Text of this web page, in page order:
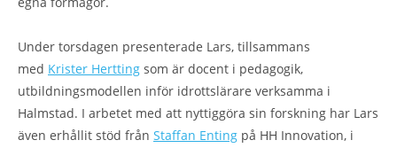
Under torsdagen presenterade Lars, tillsammans
med Krister Hertting som är docent i pedagogik,
utbildningsmodellen inför idrottslärare verksamma i
Halmstad. I arbetet med att nyttiggöra sin forskning har Lars
även erhållit stöd från Staffan Enting på HH Innovation, i